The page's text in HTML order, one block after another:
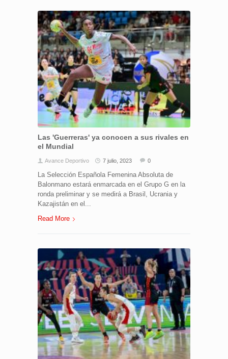
Las 'Guerreras' ya conocen a sus rivales en
el Mundial
Avance Deportivo 7 julio, 2023 0
La Selección Española Femenina Absoluta de
Balonmano estará enmarcada en el Grupo G en la
ronda preliminar y se medirá a Brasil, Ucrania y
Kazajistán en el...
Read More